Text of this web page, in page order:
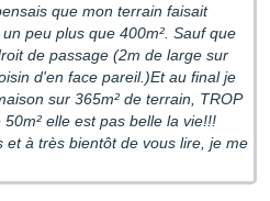
que mon terrain faisait
peu plus que 400m². Sauf que
de passage (2m de large sur
d'en face pareil.)Et au final je
sur 365m² de terrain, TROP
elle est pas belle la vie!!!
et à très bientôt de vous lire, je me